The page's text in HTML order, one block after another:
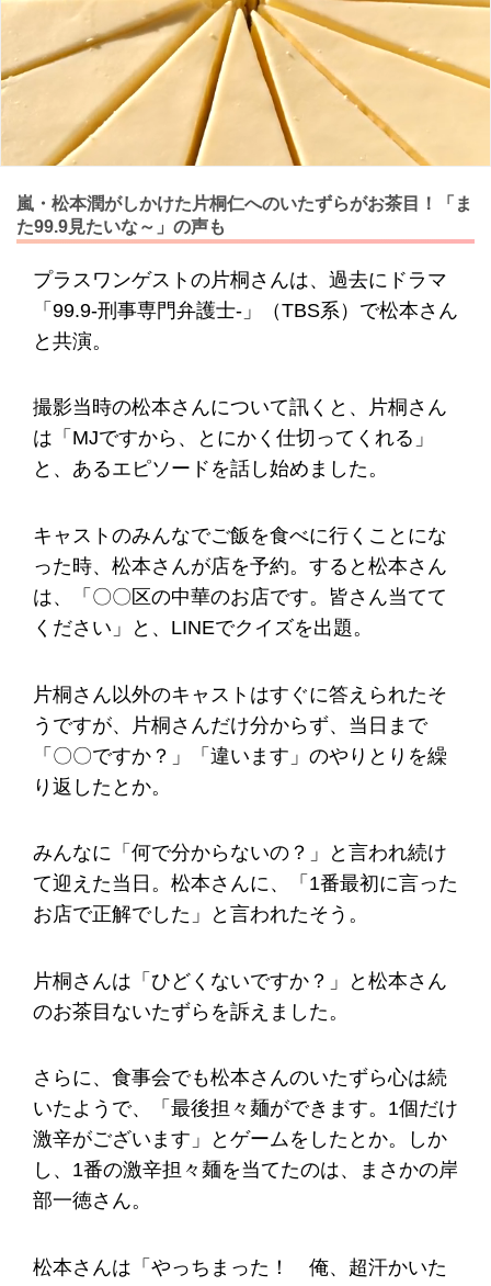
嵐・松本潤がしかけた片桐仁へのいたずらがお茶目！「ま
た99.9見たいな～」の声も
プラスワンゲストの片桐さんは、過去にドラマ
「99.9-刑事専門弁護士-」（TBS系）で松本さん
と共演。
撮影当時の松本さんについて訊くと、片桐さん
は「MJですから、とにかく仕切ってくれる」
と、あるエピソードを話し始めました。
キャストのみんなでご飯を食べに行くことにな
った時、松本さんが店を予約。すると松本さん
は、「〇〇区の中華のお店です。皆さん当てて
ください」と、LINEでクイズを出題。
片桐さん以外のキャストはすぐに答えられたそ
うですが、片桐さんだけ分からず、当日まで
「〇〇ですか？」「違います」のやりとりを繰
り返したとか。
みんなに「何で分からないの？」と言われ続け
て迎えた当日。松本さんに、「1番最初に言った
お店で正解でした」と言われたそう。
片桐さんは「ひどくないですか？」と松本さん
のお茶目ないたずらを訴えました。
さらに、食事会でも松本さんのいたずら心は続
いたようで、「最後担々麺ができます。1個だけ
激辛がございます」とゲームをしたとか。しか
し、1番の激辛担々麺を当てたのは、まさかの岸
部一徳さん。
松本さんは「やっちまった！ 俺、超汗かいた